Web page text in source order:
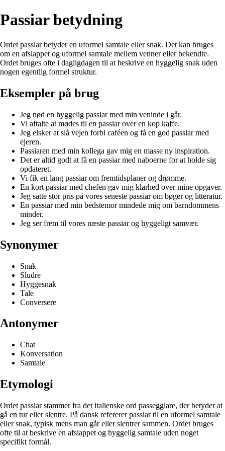
Passiar betydning
Ordet passiar betyder en uformel samtale eller snak. Det kan bruges
om en afslappet og uformel samtale mellem venner eller bekendte.
Ordet bruges ofte i dagligdagen til at beskrive en hyggelig snak uden
nogen egentlig formel struktur.
Eksempler på brug
Jeg nød en hyggelig passiar med min veninde i går.
Vi aftalte at mødes til en passiar over en kop kaffe.
Jeg elsker at slå vejen forbi caféen og få en god passiar med
ejeren.
Passiaren med min kollega gav mig en masse ny inspiration.
Det er altid godt at få en passiar med naboerne for at holde sig
opdateret.
Vi fik en lang passiar om fremtidsplaner og drømme.
En kort passiar med chefen gav mig klarhed over mine opgaver.
Jeg satte stor pris på vores seneste passiar om bøger og litteratur.
En passiar med min bedstemor mindede mig om barndommens
minder.
Jeg ser frem til vores næste passiar og hyggeligt samvær.
Synonymer
Snak
Sludre
Hyggesnak
Tale
Conversere
Antonymer
Chat
Konversation
Samtale
Etymologi
Ordet passiar stammer fra det italienske ord passeggiare, der betyder at
gå en tur eller slentre. På dansk refererer passiar til en uformel samtale
eller snak, typisk mens man går eller slentrer sammen. Ordet bruges
ofte til at beskrive en afslappet og hyggelig samtale uden noget
specifikt formål.